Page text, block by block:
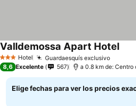
3 Estrellas
Hotel Guardaesquís exclusivo
Valldemossa Apart Hotel
8,6 Excelente 567 a 0.8 km de: Centro
Elige fechas para ver los precios